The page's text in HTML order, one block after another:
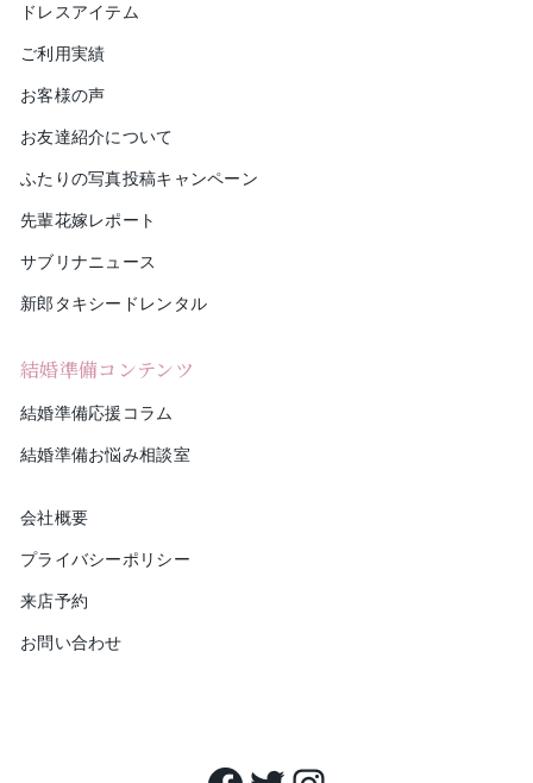
ドレスアイテム
ご利用実績
お客様の声
お友達紹介について
ふたりの写真投稿キャンペーン
先輩花嫁レポート
サブリナニュース
新郎タキシードレンタル
結婚準備コンテンツ
結婚準備応援コラム
結婚準備お悩み相談室
会社概要
プライバシーポリシー
来店予約
お問い合わせ